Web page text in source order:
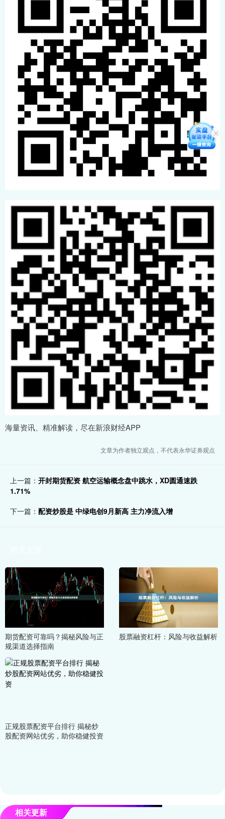
海量资讯、精准解读，尽在新浪财经APP
文章为作者独立观点，不代表永华证券观点
上一篇： 开封期货配资 航空运输概念盘中跳水，XD圆通速跌
1.71%
下一篇： 配资炒股是 中绿电创9月新高 主力净流入增
期货配资可靠吗？揭秘风险与正
规渠道选择指南
股票融资杠杆：风险与收益解析
正规股票配资平台排行 揭秘炒
股配资网站优劣，助你稳健投资
相关更新